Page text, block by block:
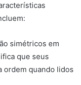
simétricos em
que seus
ordem quando lidos